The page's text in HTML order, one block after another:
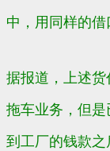
中，用同样的借
据报道，上述
拖车业务，但
到工厂的钱款之